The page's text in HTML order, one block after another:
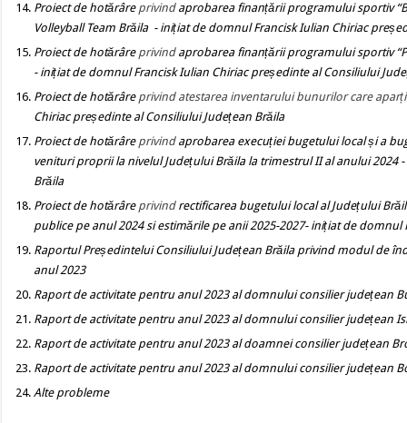
Proiect de hotărâre privind aprobarea finanțării programului sportiv
Volleyball Team Brăila - inițiat de domnul Francisk Iulian Chiriac
Proiect de hotărâre privind aprobarea finanțării programului sportiv
- inițiat de domnul Francisk Iulian Chiriac președinte al Consiliului
Proiect de hotărâre privind atestarea inventarului bunurilor care
Chiriac președinte al Consiliului Județean Brăila
Proiect de hotărâre privind aprobarea execuției bugetului local și a
venituri proprii lanivelul Județului Brăila la trimestrul II al anului2024
Brăila
Proiect de hotărâre privind rectificarea bugetului local al Județului
publice pe anul 2024 si estimările pe anii 2025-2027- inițiat de domnul
Raportul Președintelui Consiliului Județean Brăila privind modul de
anul 2023
Raport de activitate pentru anul 2023 al domnului consilier județean
Raport de activitate pentru anul 2023 al domnului consilier județean
Raport de activitate pentru anul 2023 al doamnei consilier județean
Raport de activitate pentru anul 2023 al domnului consilier județean
Alte probleme